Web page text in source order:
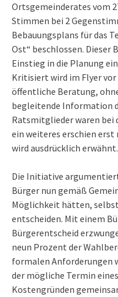
Ortsgemeinderates vom
Stimmen bei 2
Bebauungsplans für das
Ost“ beschlossen.
Einstieg in die Planung
Kritisiert wird im Flyer
öffentliche Beratung,
begleitende Information
Ratsmitglieder waren bei
ein weiteres erschien erst
wird ausdrücklich erwähnt.
Die Initiative
Bürger nun gemäß
Möglichkeit hätten,
entscheiden. Mit einem
Bürgerentscheid
neun Prozent der
formalen Anforderungen
der mögliche Termin
Kostengründen